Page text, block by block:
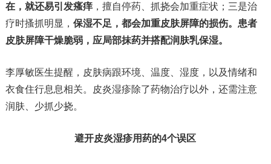
在，就还易引发瘙痒，擅自停药、抓挠会加重症状；三是治
疗时搔抓明显， 保湿不足，都会加重皮肤屏障的损伤。患者
皮肤屏障干燥脆弱，应局部抹药并搭配润肤乳保湿。
李厚敏医生提醒，皮肤病跟环境、温度、湿度，以及情绪和
衣食住行息息相关。皮炎湿疹除了药物治疗以外，还需注意
润肤、少抓少挠。
避开皮炎湿疹用药的4个误区